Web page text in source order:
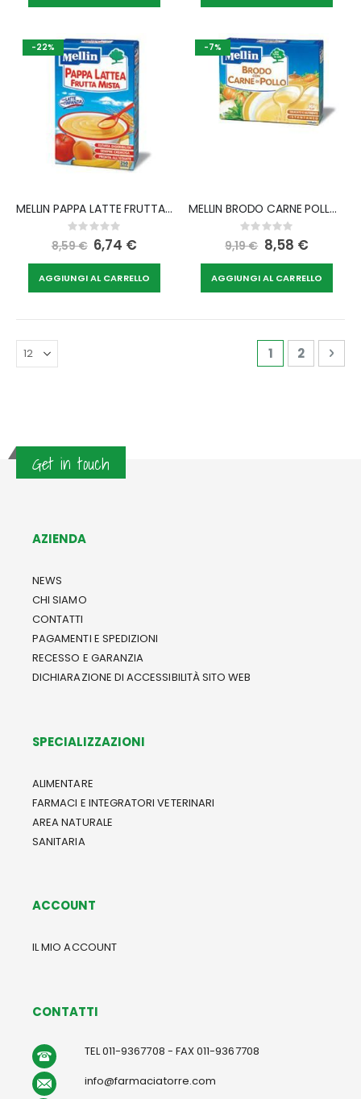
-22%
MELLIN PAPPA LATTE FRUTTA 250 G NUOVO FORMATO
Rating:
0%
8,59 € Special
Price
6,74 €
AGGIUNGI AL CARRELLO
-7%
MELLIN BRODO CARNE POLLO 10 BUSTINE X 5 G
Rating:
0%
9,19 € Special
Price
8,58 €
AGGIUNGI AL CARRELLO
Pagina
Attualmente
1 Pagina
2
Get in touch
AZIENDA
NEWS
CHI SIAMO
CONTATTI
PAGAMENTI E SPEDIZIONI
RECESSO E GARANZIA
DICHIARAZIONE DI ACCESSIBILITÀ SITO WEB
SPECIALIZZAZIONI
ALIMENTARE
FARMACI E INTEGRATORI VETERINARI
AREA NATURALE
SANITARIA
ACCOUNT
IL MIO ACCOUNT
CONTATTI
TEL 011-9367708 - FAX 011-9367708
info@farmaciatorre.com